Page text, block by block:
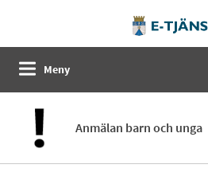
Meny
Anmälan barn och unga